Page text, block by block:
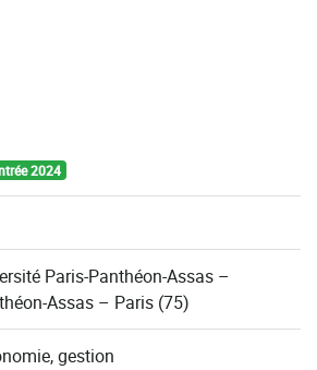
2024
Paris-Panthéon-Assas –
Assas – Paris (75)
gestion